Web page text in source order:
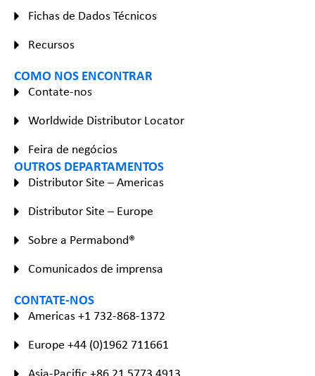
Fichas de Dados Técnicos
Recursos
COMO NOS ENCONTRAR
Contate-nos
Worldwide Distributor Locator
Feira de negócios
OUTROS DEPARTAMENTOS
Distributor Site – Americas
Distributor Site – Europe
Sobre a Permabond®
Comunicados de imprensa
CONTATE-NOS
Americas +1 732-868-1372
Europe +44 (0)1962 711661